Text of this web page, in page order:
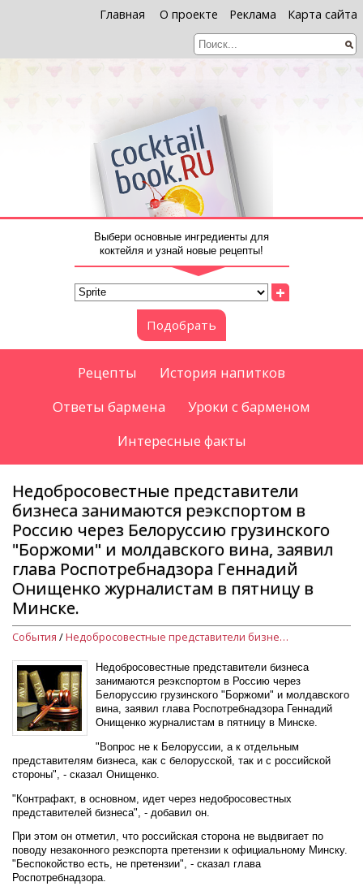
Главная О проекте Реклама Карта сайта
Выбери основные ингредиенты для
коктейля и узнай новые рецепты!
+
Подобрать
Рецепты
История напитков
Ответы бармена
Уроки с барменом
Интересные факты
Недобросовестные представители
бизнеса занимаются реэкспортом в
Россию через Белоруссию грузинского
"Боржоми" и молдавского вина, заявил
глава Роспотребнадзора Геннадий
Онищенко журналистам в пятницу в
Минске.
События / Недобросовестные представители бизнеса занимаются реэкспортом в Россию через Белоруссию грузинского "Боржоми" и молдавского вина, заявил глава Роспотребнадзора Геннадий Онищенко журналистам в пятницу в Минске.
Недобросовестные представители бизнеса
занимаются реэкспортом в Россию через
Белоруссию грузинского "Боржоми" и молдавского
вина, заявил глава Роспотребнадзора Геннадий
Онищенко журналистам в пятницу в Минске.
"Вопрос не к Белоруссии, а к отдельным
представителям бизнеса, как с белорусской, так и с российской
стороны", - сказал Онищенко.
"Контрафакт, в основном, идет через недобросовестных
представителей бизнеса", - добавил он.
При этом он отметил, что российская сторона не выдвигает по
поводу незаконного реэкспорта претензии к официальному Минску.
"Беспокойство есть, не претензии", - сказал глава
Роспотребнадзора.